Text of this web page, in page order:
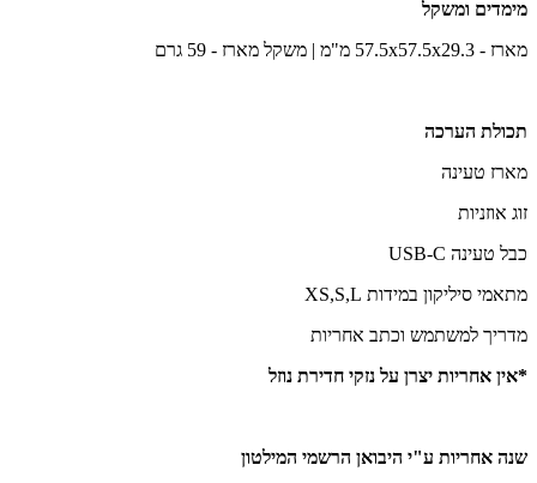
מימדים ומשקל
מארז - 57.5x57.5x29.3 מ"מ | משקל מארז - 59 גרם
תכולת הערכה
מארז טעינה
זוג אוזניות
כבל טעינה USB-C
מתאמי סיליקון במידות XS,S,L
מדריך למשתמש וכתב אחריות
*אין אחריות יצרן על נזקי חדירת נוזל
שנה אחריות ע"י היבואן הרשמי המילטון